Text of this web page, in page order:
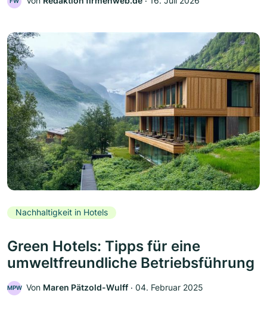
Nachhaltigkeit in Hotels
Green Hotels: Tipps für eine
umweltfreundliche Betriebsführung
MPW Von Maren Pätzold-Wulff ‧ 04. Februar 2025